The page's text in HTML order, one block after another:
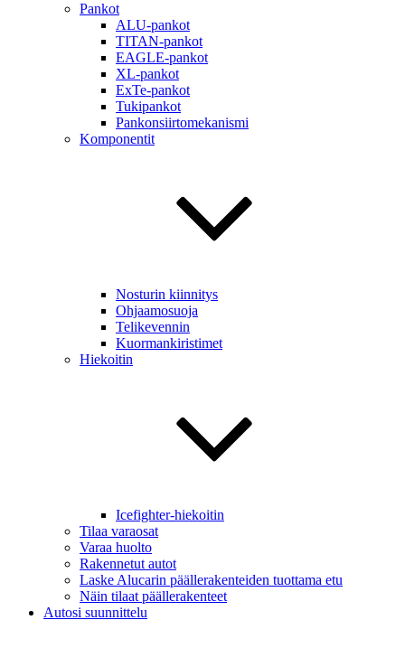
Pankot
ALU-pankot
TITAN-pankot
EAGLE-pankot
XL-pankot
ExTe-pankot
Tukipankot
Pankonsiirtomekanismi
Komponentit
Nosturin kiinnitys
Ohjaamosuoja
Telikevennin
Kuormankiristimet
Hiekoitin
Icefighter-hiekoitin
Tilaa varaosat
Varaa huolto
Rakennetut autot
Laske Alucarin päällerakenteiden tuottama etu
Näin tilaat päällerakenteet
Autosi suunnittelu